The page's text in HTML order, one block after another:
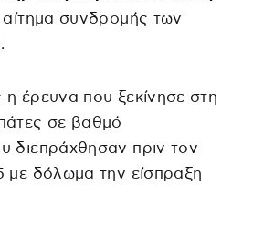
αίτημα συνδρομής των
έρευνα που ξεκίνησε στη
σε βαθμό
διεπράχθησαν πριν τον
με δόλωμα την είσπραξη